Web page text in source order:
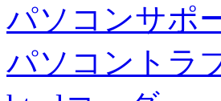
パソコンサポ
パソコントラ